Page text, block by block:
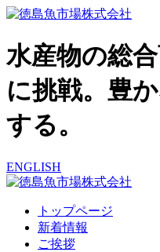
水産物の総
に挑戦。豊
する。
ENGLISH
トップページ
新着情報
ご挨拶